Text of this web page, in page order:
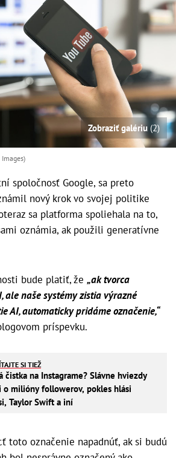
Zobraziť galériu (2)
spoločnosť Google, sa preto
nový krok vo svojej politike
sa platforma spoliehala na to,
oznámia, ak použili generatívne
bude platiť, že „ak tvorca
ale naše systémy zistia výrazné
AI, automaticky pridáme označenie,“
príspevku.
SI TIEŽ
čistka na Instagrame? Slávne hviezdy
o milióny followerov, pokles hlási
Taylor Swift a iní
toto označenie napadnúť, ak si budú